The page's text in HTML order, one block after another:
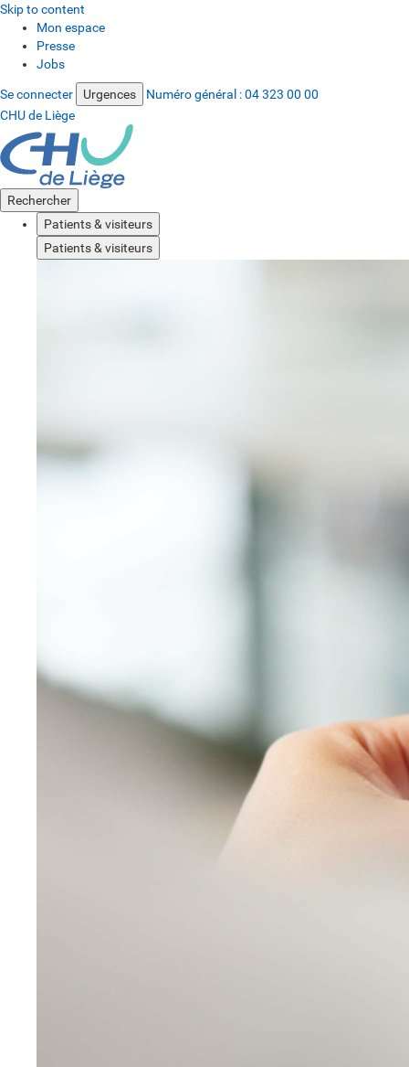
Skip to content
Mon espace
Presse
Jobs
Se connecter Urgences Numéro général :04 323 00 00
CHU de Liège
Rechercher
Patients & visiteurs
Patients & visiteurs